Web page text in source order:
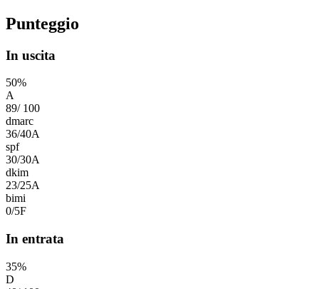
Punteggio
In uscita
50%
A
89/ 100
dmarc
36/40A
spf
30/30A
dkim
23/25A
bimi
0/5F
In entrata
35%
D